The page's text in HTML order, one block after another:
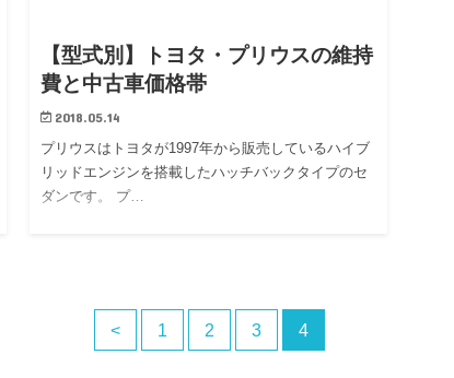
【型式別】トヨタ・プリウスの維持
費と中古車価格帯
2018.05.14
プリウスはトヨタが1997年から販売しているハイブ
リッドエンジンを搭載したハッチバックタイプのセ
ダンです。 プ…
< 1 2 3 4